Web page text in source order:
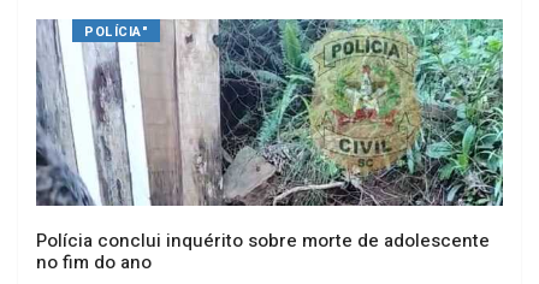
POLÍCIA"
Polícia conclui inquérito sobre morte de adolescente
no fim do ano